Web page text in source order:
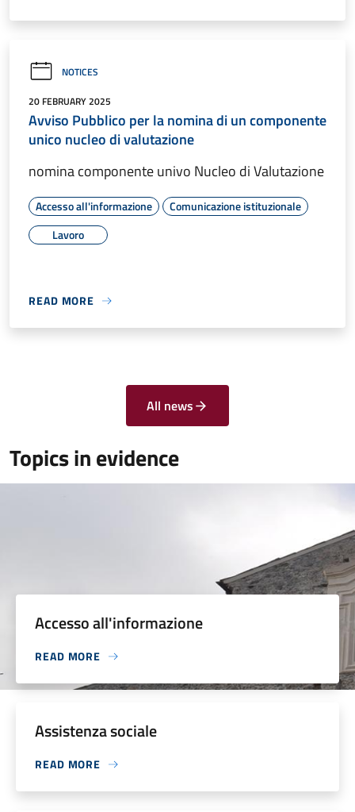
NOTICES
20 FEBRUARY 2025
Avviso Pubblico per la nomina di un componente
unico nucleo di valutazione
nomina componente univo Nucleo di Valutazione
Accesso all'informazione
Comunicazione istituzionale
Lavoro
READ MORE
All news
Topics in evidence
Accesso all'informazione
READ MORE
Assistenza sociale
READ MORE